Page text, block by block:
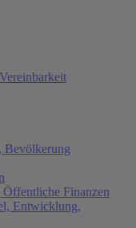
Bevölkerung
Finanzen
Entwicklung,